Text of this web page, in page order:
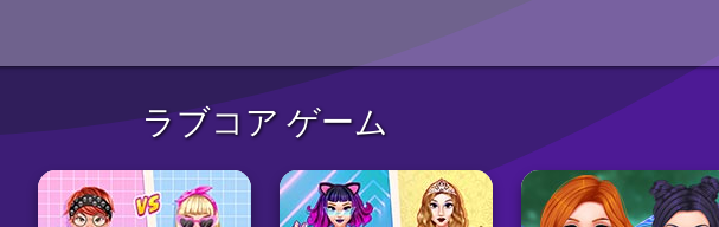
ラブコア ゲーム